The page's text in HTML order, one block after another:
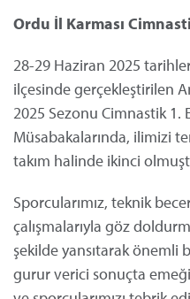
Ordu İl Karması
28-29 Haziran 2025
ilçesinde gerçekleştirilen
2025 Sezonu Cimnastik 1.
Müsabakalarında, ilimizi
takım halinde ikinci
Sporcularımız, teknik
çalışmalarıyla göz
şekilde yansıtarak önemli
gurur verici sonuçta